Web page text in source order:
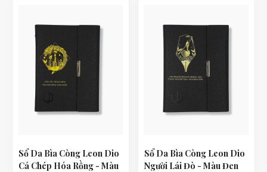
Sổ Da Bìa Còng Leon Dio
Cá Chép Hóa Rồng - Màu
Sổ Da Bìa Còng Leon Dio
Người Lái Đò - Màu Đen